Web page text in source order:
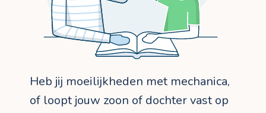
Heb jij moeilijkheden met mechanica,
of loopt jouw zoon of dochter vast op